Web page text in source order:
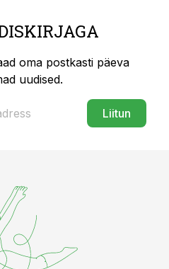
oma postkasti päeva
uudised.
Liitun